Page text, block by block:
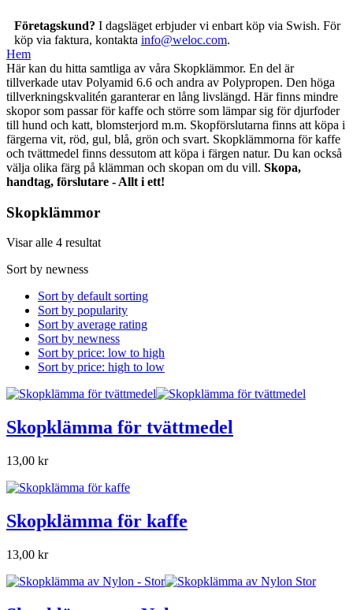
Företagskund? I dagsläget erbjuder vi enbart köp via Swish. För
köp via faktura, kontakta info@weloc.com.
Hem
Här kan du hitta samtliga av våra Skopklämmor. En del är
tillverkade utav Polyamid 6.6 och andra av Polypropen. Den höga
tillverkningskvalitén garanterar en lång livslängd. Här finns mindre
skopor som passar för kaffe och större som lämpar sig för djurfoder
till hund och katt, blomsterjord m.m. Skopförslutarna finns att köpa i
färgerna vit, röd, gul, blå, grön och svart. Skopklämmorna för kaffe
och tvättmedel finns dessutom att köpa i färgen natur. Du kan också
välja olika färg på klämman och skopan om du vill. Skopa,
handtag, förslutare - Allt i ett!
Skopklämmor
Visar alle 4 resultat
Sort by newness
Sort by default sorting
Sort by popularity
Sort by average rating
Sort by newness
Sort by price: low to high
Sort by price: high to low
Skopklämma för tvättmedel
13,00 kr
Skopklämma för kaffe
13,00 kr